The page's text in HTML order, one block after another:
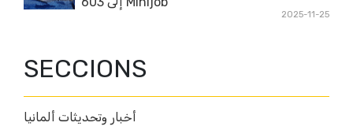
2025-11-25
SECCIONS
أخبار وتحديثات ألمانيا